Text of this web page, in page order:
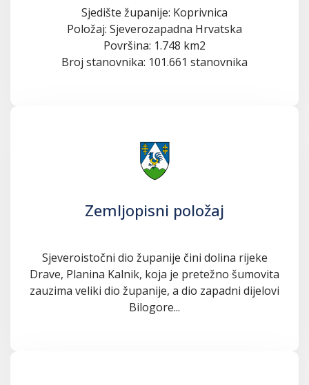
Sjedište županije: Koprivnica
Položaj: Sjeverozapadna Hrvatska
Površina: 1.748 km2
Broj stanovnika: 101.661 stanovnika
Zemljopisni položaj
Sjeveroistočni dio županije čini dolina rijeke
Drave, Planina Kalnik, koja je pretežno šumovita
zauzima veliki dio županije, a dio zapadni dijelovi
Bilogore...